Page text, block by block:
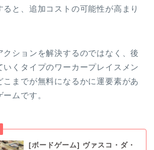
ると、追加コストの可能性が高まり
クションを解決するのではなく、後
いくタイプのワーカープレイスメン
こまでが無料になるかに運要素があ
ムです。
[ボードゲーム] ヴァスコ・ダ・